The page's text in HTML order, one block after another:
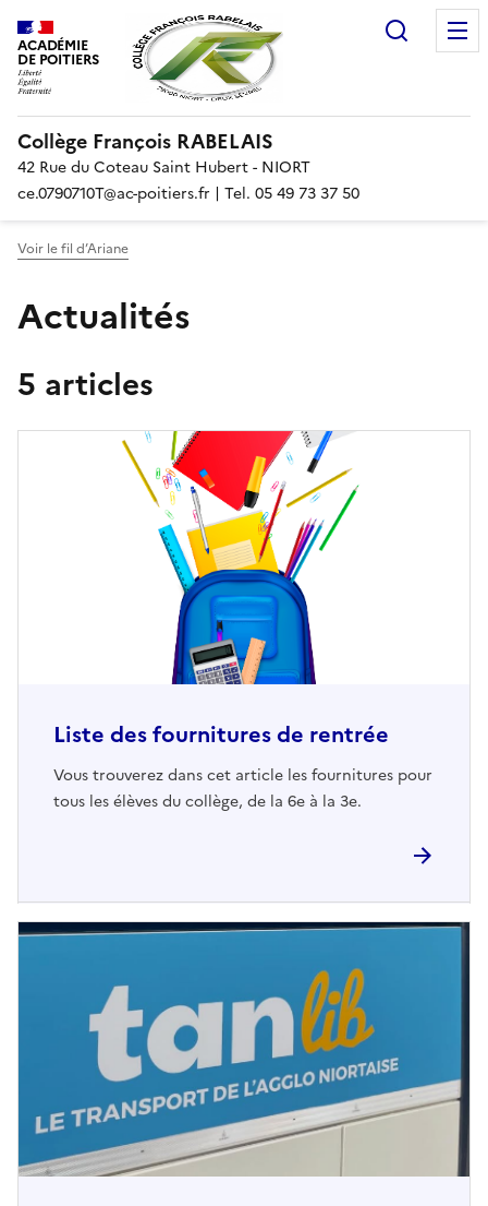
ACADÉMIE
DE POITIERS
Collège François RABELAIS
42 Rue du Coteau Saint Hubert - NIORT
ce.0790710T@ac-poitiers.fr | Tel. 05 49 73 37 50
Voir le fil d’Ariane
Actualités
5 articles
Liste des fournitures de rentrée
Vous trouverez dans cet article les fournitures pour
tous les élèves du collège, de la 6e à la 3e.